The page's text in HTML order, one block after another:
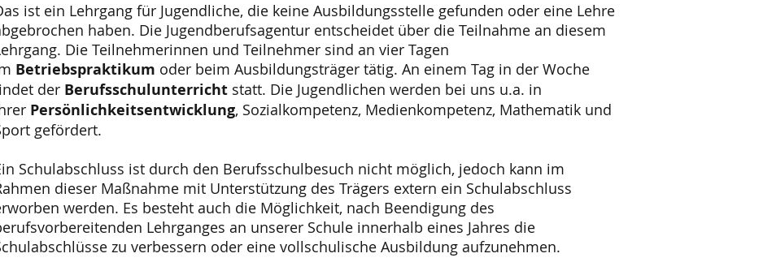
ist ein Lehrgang für Jugendliche, die keine Ausbildungsstelle gefunden oder eine Lehre
haben. Die Jugendberufsagentur entscheidet über die Teilnahme an diesem
Die Teilnehmerinnen und Teilnehmer sind an vier Tagen
Betriebspraktikum oder beim Ausbildungsträger tätig. An einem Tag in der Woche
der Berufsschulunterricht statt. Die Jugendlichen werden bei uns u.a. in
Persönlichkeitsentwicklung, Sozialkompetenz, Medienkompetenz, Mathematik und
gefördert.
Schulabschluss ist durch den Berufsschulbesuch nicht möglich, jedoch kann im
dieser Maßnahme mit Unterstützung des Trägers extern ein Schulabschluss
werden. Es besteht auch die Möglichkeit, nach Beendigung des
Lehrganges an unserer Schule innerhalb eines Jahres die
zu verbessern oder eine vollschulische Ausbildung aufzunehmen.